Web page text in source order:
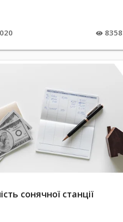
8358
сонячної станції